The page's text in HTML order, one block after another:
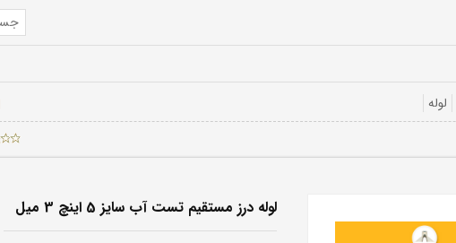
لوله
لوله درز مستقیم تست آب سایز 5 اینچ 3 میل